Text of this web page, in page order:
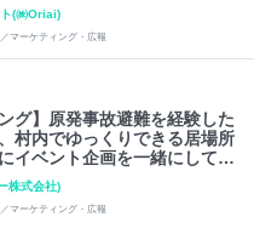
(㈱Oriai)
マーケティング・広報
グ】原発事故避難を経験した
村内でゆっくりできる居場所
イベント企画を一緒にしてく
株式会社)
マーケティング・広報